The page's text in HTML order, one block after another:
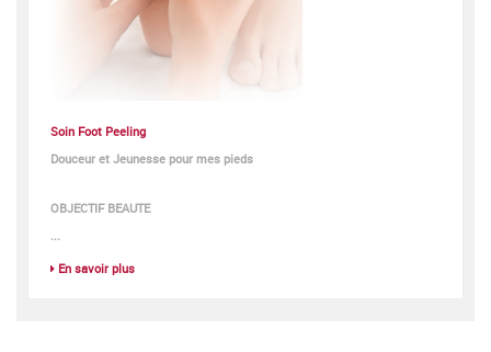
Soin Foot Peeling
Douceur et Jeunesse pour mes pieds
OBJECTIF BEAUTE
...
En savoir plus